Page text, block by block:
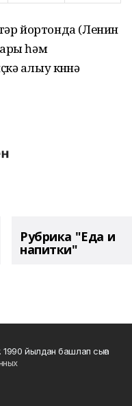
йортонда (Ленин
һәм
алыу көнөнә
Рубрика "Еда и
напитки"
йылдан башлап сыға